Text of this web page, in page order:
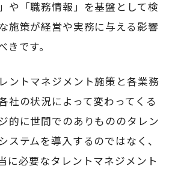
や「職務情報」を基盤として検
施策が経営や実務に与える影響
です。
ントマネジメント施策と各業務
社の状況によって変わってくる
的に世間でのありもののタレン
ステムを導入するのではなく、
に必要なタレントマネジメント